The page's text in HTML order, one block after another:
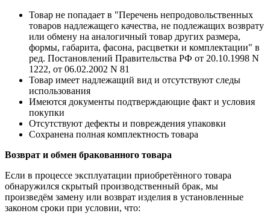
Товар не попадает в "Перечень непродовольственных
товаров надлежащего качества, не подлежащих возврату
или обмену на аналогичный товар других размера,
формы, габарита, фасона, расцветки и комплектации" в
ред. Постановлений Правительства РФ от 20.10.1998 N
1222, от 06.02.2002 N 81
Товар имеет надлежащий вид и отсутствуют следы
использования
Имеются документы подтверждающие факт и условия
покупки
Отсутствуют дефекты и повреждения упаковки
Сохранена полная комплектность товара
Возврат и обмен бракованного товара
Если в процессе эксплуатации приобретённого товара
обнаружился скрытый производственный брак, мы
произведём замену или возврат изделия в установленные
законом сроки при условии, что: